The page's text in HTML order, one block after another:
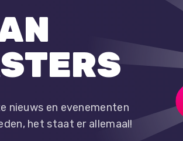
nieuws en evenementen
het staat er allemaal!